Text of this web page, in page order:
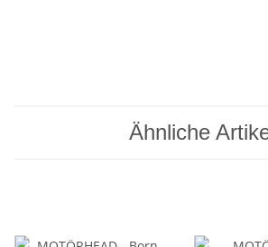
Ähnliche